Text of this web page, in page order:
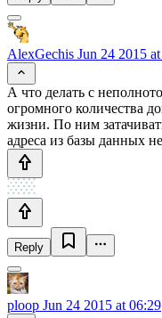
AlexGechis Jun 24 2015
А что делать с
огромного количества
жизни. По ним
адреса из базы данных
Reply
ploop Jun 24 2015 at 06:29